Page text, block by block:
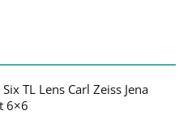
TL Lens Carl Zeiss Jena
6×6